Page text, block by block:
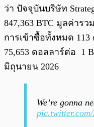
ว่า ปัจจุบันบริษัท
847,363 BTC มูลค่าร
การเข้าซื้อทั้งหมด
75,653 ดอลลาร์ต่อ 1
มิถุนายน 2026
We’re gonna
pic.twitter.com/